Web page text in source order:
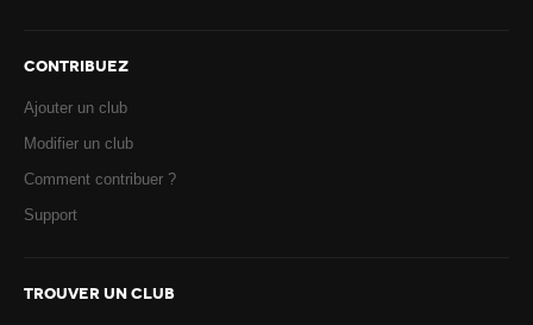
CONTRIBUEZ
Ajouter un club
Modifier un club
Comment contribuer ?
Support
TROUVER UN CLUB